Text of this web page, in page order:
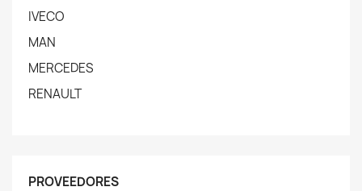
IVECO
MAN
MERCEDES
RENAULT
PROVEEDORES